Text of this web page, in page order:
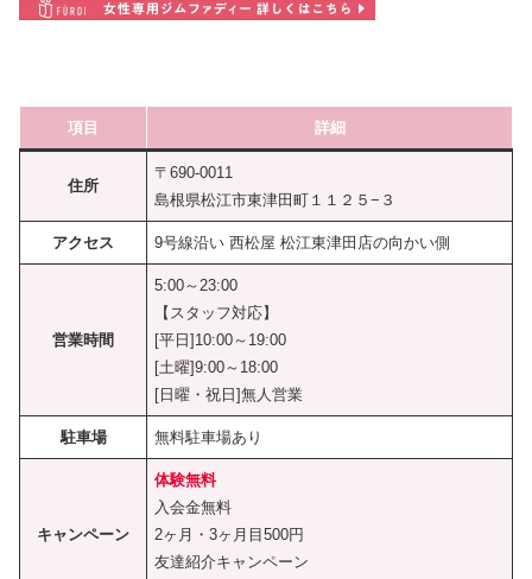
項目 詳細
住所
〒690-0011
島根県松江市東津田町１１２５−３
アクセス 9号線沿い 西松屋 松江東津田店の向かい側
営業時間
5:00～23:00
【スタッフ対応】
[平日]10:00～19:00
[土曜]9:00～18:00
[日曜・祝日]無人営業
駐車場 無料駐車場あり
キャンペーン
体験無料
入会金無料
2ヶ月・3ヶ月目500円
友達紹介キャンペーン